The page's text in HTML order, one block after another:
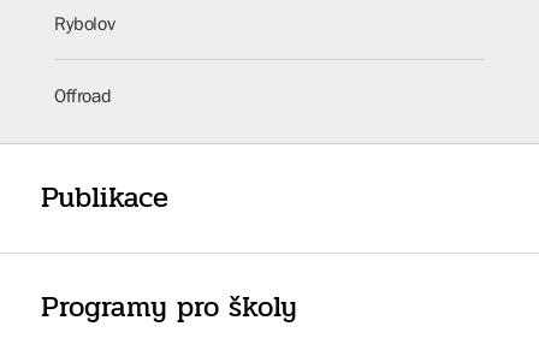
Rybolov
Offroad
Publikace
Programy pro školy